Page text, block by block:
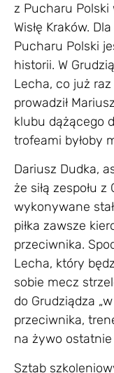
z Pucharu Polski
Wisłę Kraków.
Pucharu Polski
historii. W
Lecha, co już raz
prowadził
klubu dążącego
trofeami byłoby
Dariusz Dudka,
że siłą zespołu
wykonywane
piłka zawsze
przeciwnika.
Lecha, który
sobie mecz
do Grudziądza
przeciwnika,
na żywo
Sztab